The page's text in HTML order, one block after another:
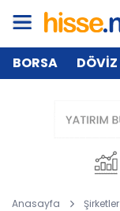
BORSA DÖVİZ
Anasayfa Şirketler